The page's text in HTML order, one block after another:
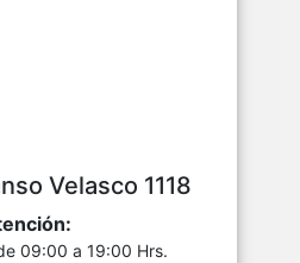
Velasco 1118
09:00 a 19:00 Hrs.